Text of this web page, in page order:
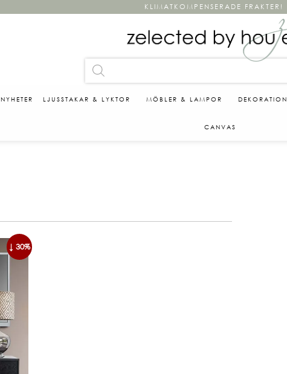
KLIMATKOMPENSERADE FRAKTER!
NYHETER LJUSSTAKAR & LYKTOR MÖBLER & LAMPOR DEKORATION
CANVAS
↓ 30%